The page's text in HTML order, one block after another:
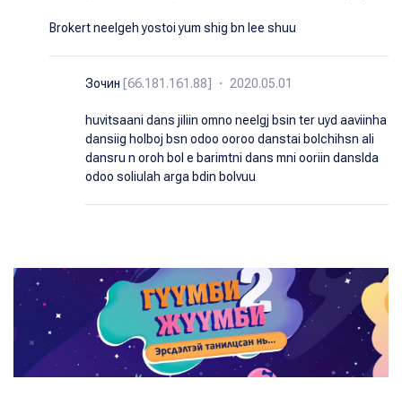
Brokert neelgeh yostoi yum shig bn lee shuu
Зочин [66.181.161.88] ・ 2020.05.01
huvitsaani dans jiliin omno neelgj bsin ter uyd aaviinha
dansiig holboj bsn odoo ooroo danstai bolchihsn ali
dansru n oroh bol e barimtni dans mni ooriin danslda
odoo soliulah arga bdin bolvuu